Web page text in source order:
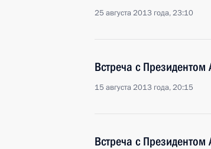
25 августа 2013 года, 23:10
Встреча с
15 августа 2013 года, 20:15
Встреча с